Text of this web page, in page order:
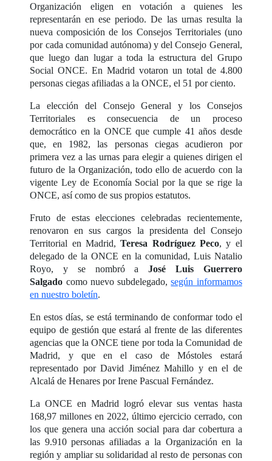
Organización eligen en votación a quienes les
representarán en ese periodo. De las urnas resulta la
nueva composición de los Consejos Territoriales (uno
por cada comunidad autónoma) y del Consejo General,
que luego dan lugar a toda la estructura del Grupo
Social ONCE. En Madrid votaron un total de 4.800
personas ciegas afiliadas a la ONCE, el 51 por ciento.
La elección del Consejo General y los Consejos
Territoriales es consecuencia de un proceso
democrático en la ONCE que cumple 41 años desde
que, en 1982, las personas ciegas acudieron por
primera vez a las urnas para elegir a quienes dirigen el
futuro de la Organización, todo ello de acuerdo con la
vigente Ley de Economía Social por la que se rige la
ONCE, así como de sus propios estatutos.
Fruto de estas elecciones celebradas recientemente,
renovaron en sus cargos la presidenta del Consejo
Territorial en Madrid,Teresa Rodríguez Peco, y el
delegado de la ONCE en la comunidad, Luis Natalio
Royo, y se nombró aJosé Luis Guerrero
Salgado como nuevo subdelegado,según informamos
en nuestro boletín.
En estos días, se está terminando de conformar todo el
equipo de gestión que estará al frente de las diferentes
agencias que la ONCE tiene por toda la Comunidad de
Madrid, y que en el caso de Móstoles estará
representado por David Jiménez Mahillo y en el de
Alcalá de Henares por Irene Pascual Fernández.
La ONCE en Madrid logró elevar sus ventas hasta
168,97 millones en 2022, último ejercicio cerrado, con
los que genera una acción social para dar cobertura a
las 9.910 personas afiliadas a la Organización en la
región y ampliar su solidaridad al resto de personas con